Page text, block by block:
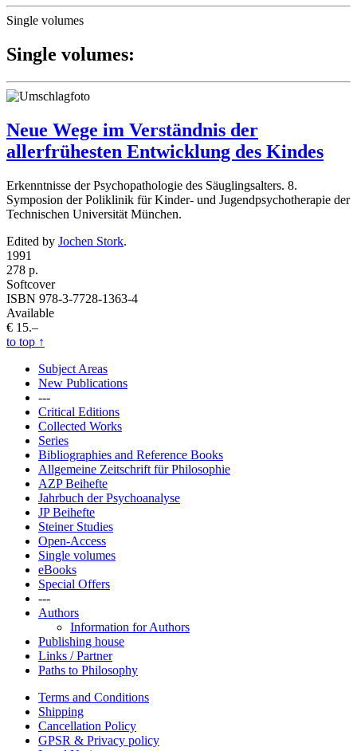
Single volumes
Single volumes:
Neue Wege im Verständnis der
allerfrühesten Entwicklung des Kindes
Erkenntnisse der Psychopathologie des Säuglingsalters. 8.
Symposion der Poliklinik für Kinder- und Jugendpsychotherapie der
Technischen Universität München.
Edited by Jochen Stork.
1991
278 p.
Softcover
ISBN 978-3-7728-1363-4
Available
€ 15.–
to top ↑
Subject Areas
New Publications
---
Critical Editions
Collected Works
Series
Bibliographies and Reference Books
Allgemeine Zeitschrift für Philosophie
AZP Beihefte
Jahrbuch der Psychoanalyse
JP Beihefte
Steiner Studies
Open-Access
Single volumes
eBooks
Special Offers
---
Authors
Information for Authors
Publishing house
Links / Partner
Paths to Philosophy
Terms and Conditions
Shipping
Cancellation Policy
GPSR & Privacy policy